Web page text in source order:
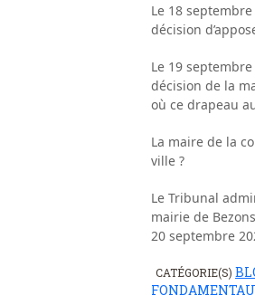
Le 18
décision
Le 19
décision de la
où ce drapeau
La maire de la
ville ?
Le Tribunal
mairie de
20 septembre
CATÉGORIE(S)